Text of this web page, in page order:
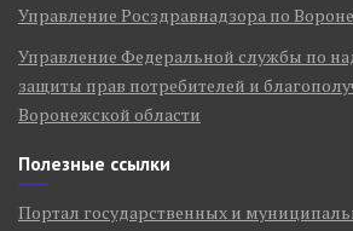
Управление Росздравнадзора по
Управление Федеральной службы по
защиты прав потребителей и
Воронежской области
Полезные ссылки
Портал государственных и